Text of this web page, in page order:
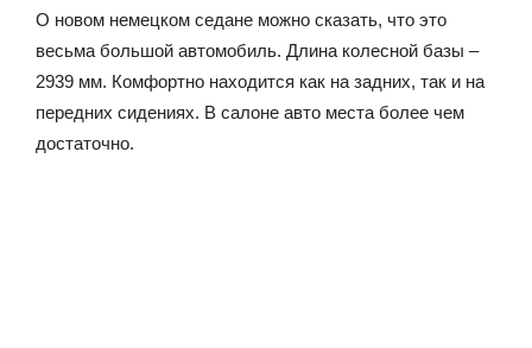
О новом немецком седане можно сказать, что это
весьма большой автомобиль. Длина колесной базы –
2939 мм. Комфортно находится как на задних, так и на
передних сидениях. В салоне авто места более чем
достаточно.